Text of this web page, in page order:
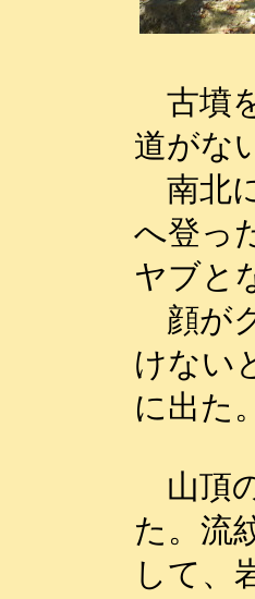
古墳
道がな
南北
へ登っ
ヤブと
顔が
けない
に出た
山頂
た。流
して、